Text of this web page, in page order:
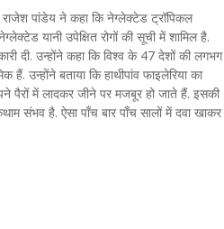
पांडेय ने कहा कि नेग्लेक्टेड ट्रॉपिकल
यानी उपेक्षित रोगों की सूची में शामिल है.
दी. उन्होंने कहा कि विश्व के 47 देशों की लगभग
उन्होंने बताया कि हाथीपांव फाइलेरिया का
पैरों में लादकर जीने पर मजबूर हो जाते हैं. इसकी
संभव है. ऐसा पाँच बार पाँच सालों में दवा खाकर